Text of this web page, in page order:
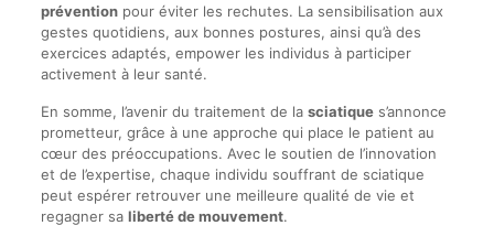
préventionpour éviter les rechutes. La sensibilisation aux
gestes quotidiens, aux bonnes postures, ainsi qu’à des
exercices adaptés, empower les individus à participer
activement à leur santé.
En somme, l’avenir du traitement de la sciatiques’annonce
prometteur, grâce à une approche qui place le patient au
cœur des préoccupations. Avec le soutien de l’innovation
et de l’expertise, chaque individu souffrant de sciatique
peut espérer retrouver une meilleure qualité de vie et
regagner sa liberté de mouvement.